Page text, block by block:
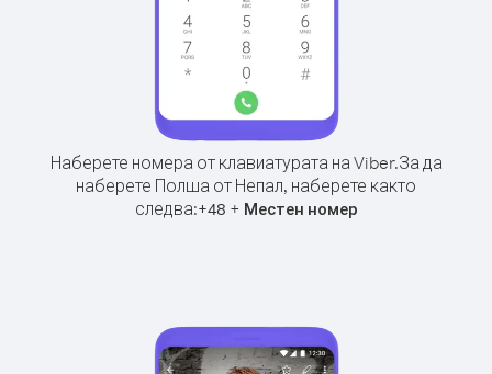
Наберете номера от клавиатурата на Viber.За да
наберете Полша от Непал, наберете както
следва:+48 + Местен номер